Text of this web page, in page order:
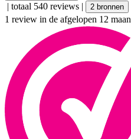
| totaal 540 reviews | 2 bronnen
1 review in de afgelopen 12